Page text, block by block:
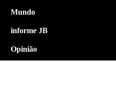
Mundo
informe JB
Opinião